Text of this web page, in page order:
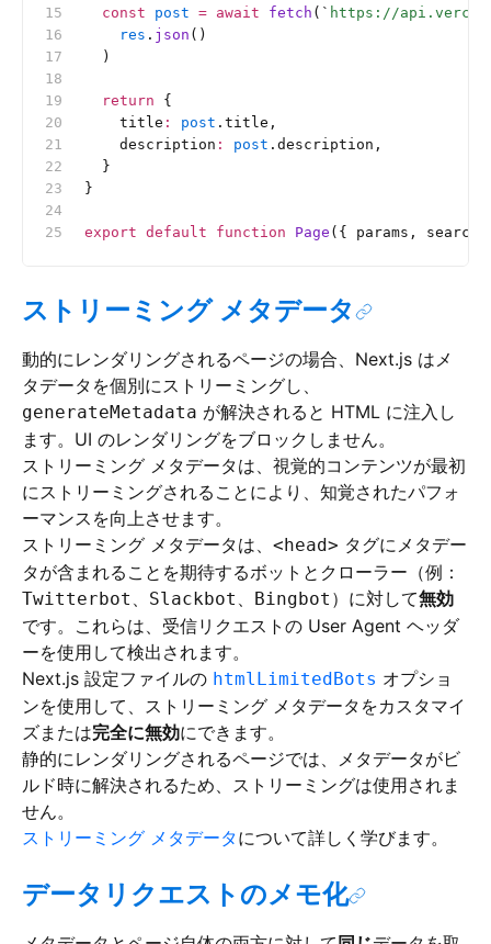
  const
post = await fetch ( ` https://
    res
. json ()
  )
  return
{
    title
: post .title,
    description
: post .description,
  }
}
export default function Page ({ params,
ストリーミング メタデータ
動的にレンダリングされるページの場合、Next.js はメ
タデータを個別にストリーミングし、
generateMetadata が解決されると HTML に注入し
ます。UI のレンダリングをブロックしません。
ストリーミング メタデータは、視覚的コンテンツが最初
にストリーミングされることにより、知覚されたパフォ
ーマンスを向上させます。
ストリーミング メタデータは、 <head> タグにメタデー
タが含まれることを期待するボットとクローラー（例：
Twitterbot 、 Slackbot 、 Bingbot ）に対して無効
です。これらは、受信リクエストの User Agent ヘッダ
ーを使用して検出されます。
Next.js 設定ファイルの htmlLimitedBots オプショ
ンを使用して、ストリーミング メタデータをカスタマイ
ズまたは完全に無効にできます。
静的にレンダリングされるページでは、メタデータがビ
ルド時に解決されるため、ストリーミングは使用されま
せん。
ストリーミング メタデータについて詳しく学びます。
データリクエストのメモ化